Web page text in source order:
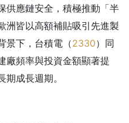
供應鏈安全，積極推動「半
洲皆以高額補貼吸引先進製
景下，台積電（2330）同
廠頻率與投資金額顯著提
成長週期。